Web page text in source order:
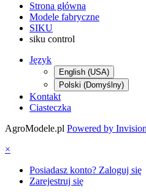
Strona główna
Modele fabryczne
SIKU
siku control
Język
English (USA)
Polski (Domyślny)
Kontakt
Ciasteczka
AgroModele.pl Powered by
×
Posiadasz konto? Zaloguj się
Zarejestruj się